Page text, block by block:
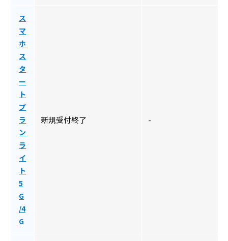
ス
マ
ホ
ス
タ
ー
ト
プ
ラ
ン
ラ
イ
ト
5
G
/4
G
新規受付終了 -